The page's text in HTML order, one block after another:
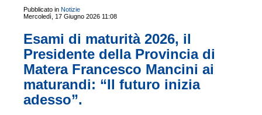
Pubblicato in Notizie
Mercoledì, 17 Giugno 2026 11:08
Esami di maturità 2026, il
Presidente della Provincia di
Matera Francesco Mancini ai
maturandi: “Il futuro inizia
adesso”.